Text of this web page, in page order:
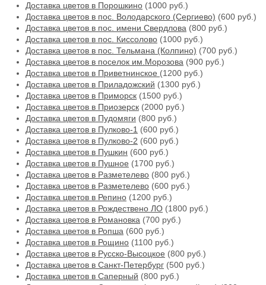
Доставка цветов в Порошкино (1000 руб.)
Доставка цветов в пос. Володарского (Сергиево) (600 руб.)
Доставка цветов в пос. имени Свердлова (800 руб.)
Доставка цветов в пос. Киссолово (1000 руб.)
Доставка цветов в пос. Тельмана (Колпино) (700 руб.)
Доставка цветов в поселок им.Морозова (900 руб.)
Доставка цветов в Приветнинское (1200 руб.)
Доставка цветов в Приладожский (1300 руб.)
Доставка цветов в Приморск (1500 руб.)
Доставка цветов в Приозерск (2000 руб.)
Доставка цветов в Пудомяги (800 руб.)
Доставка цветов в Пулково-1 (600 руб.)
Доставка цветов в Пулково-2 (600 руб.)
Доставка цветов в Пушкин (600 руб.)
Доставка цветов в Пушное (1700 руб.)
Доставка цветов в Разметелево (800 руб.)
Доставка цветов в Разметелево (600 руб.)
Доставка цветов в Репино (1200 руб.)
Доставка цветов в Рождествено ЛО (1800 руб.)
Доставка цветов в Романовка (700 руб.)
Доставка цветов в Ропша (600 руб.)
Доставка цветов в Рощино (1100 руб.)
Доставка цветов в Русско-Высоцкое (800 руб.)
Доставка цветов в Санкт-Петербург (500 руб.)
Доставка цветов в Саперный (800 руб.)